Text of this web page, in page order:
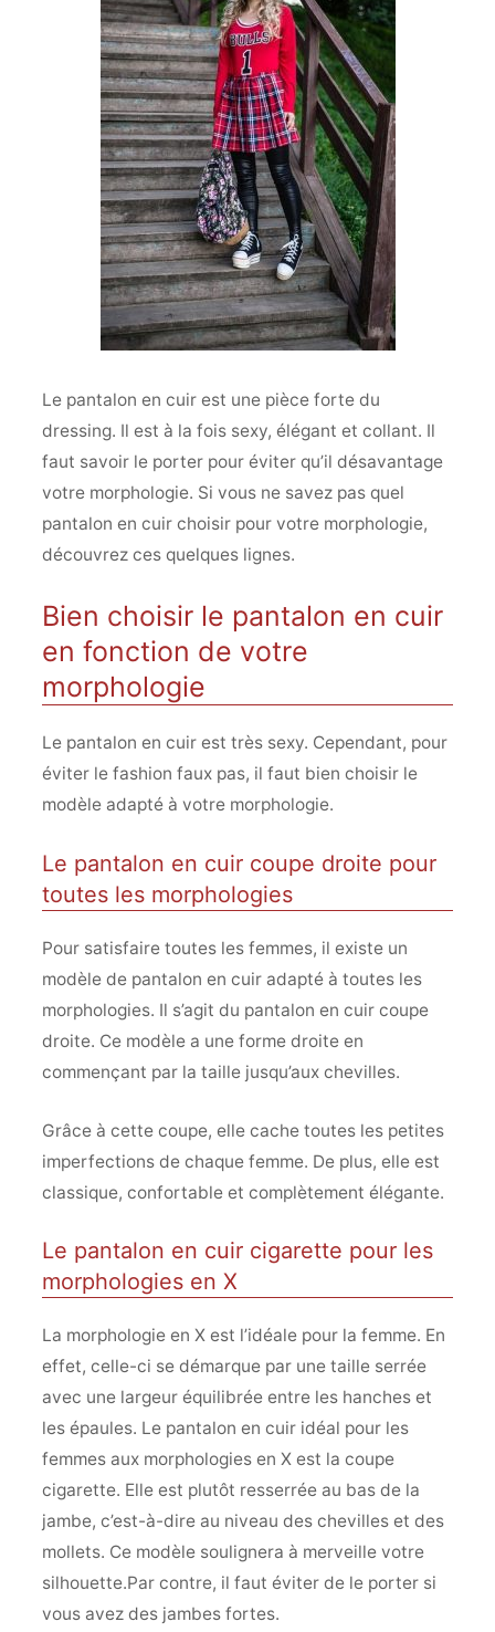
Le pantalon en cuir est une pièce forte du
dressing. Il est à la fois sexy, élégant et collant. Il
faut savoir le porter pour éviter qu’il désavantage
votre morphologie. Si vous ne savez pas quel
pantalon en cuir choisir pour votre morphologie,
découvrez ces quelques lignes.
Bien choisir le pantalon en cuir
en fonction de votre
morphologie
Le pantalon en cuir est très sexy. Cependant, pour
éviter le fashion faux pas, il faut bien choisir le
modèle adapté à votre morphologie.
Le pantalon en cuir coupe droite pour
toutes les morphologies
Pour satisfaire toutes les femmes, il existe un
modèle de pantalon en cuir adapté à toutes les
morphologies. Il s’agit du pantalon en cuir coupe
droite. Ce modèle a une forme droite en
commençant par la taille jusqu’aux chevilles.
Grâce à cette coupe, elle cache toutes les petites
imperfections de chaque femme. De plus, elle est
classique, confortable et complètement élégante.
Le pantalon en cuir cigarette pour les
morphologies en X
La morphologie en X est l’idéale pour la femme. En
effet, celle-ci se démarque par une taille serrée
avec une largeur équilibrée entre les hanches et
les épaules. Le pantalon en cuir idéal pour les
femmes aux morphologies en X est la coupe
cigarette. Elle est plutôt resserrée au bas de la
jambe, c’est-à-dire au niveau des chevilles et des
mollets. Ce modèle soulignera à merveille votre
silhouette.Par contre, il faut éviter de le porter si
vous avez des jambes fortes.